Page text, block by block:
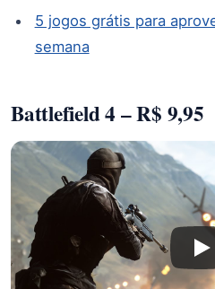
5 jogos grátis para
semana
Battlefield 4 – R$ 9,95